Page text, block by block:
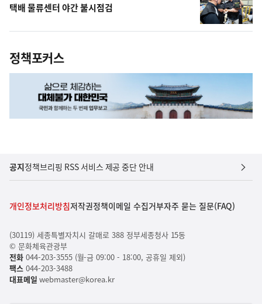
택배 물류센터 야간 불시점검
정책포커스
공지정책브리핑 RSS 서비스 제공 중단 안내
개인정보처리방침저작권정책이메일 수집거부자주 묻는 질문(FAQ)
(30119) 세종특별자치시 갈매로 388 정부세종청사 15동
© 문화체육관광부
전화044-203-3555 (월-금 09:00 - 18:00, 공휴일 제외)
팩스044-203-3488
대표메일 webmaster@korea.kr